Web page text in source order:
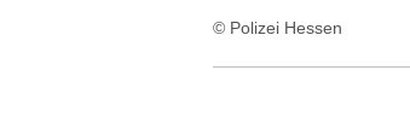
© Polizei Hessen